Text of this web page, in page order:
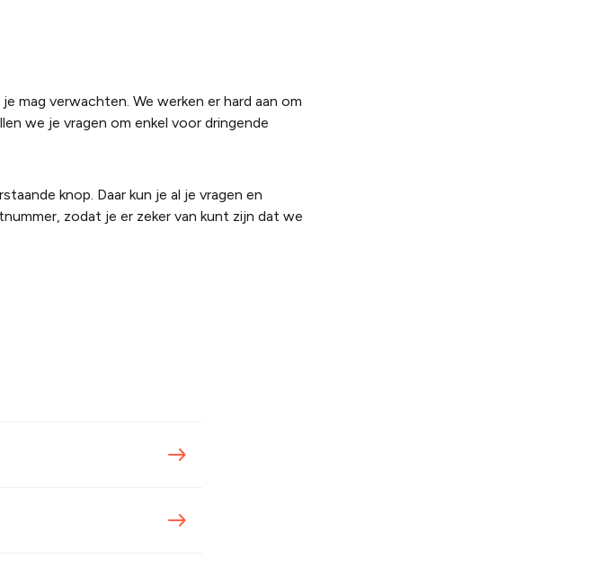
mag verwachten. We werken er hard aan om
we je vragen om enkel voor dringende
knop. Daar kun je al je vragen en
zodat je er zeker van kunt zijn dat we
east
east